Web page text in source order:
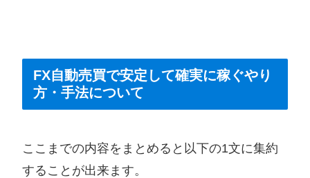
FX自動売買で安定して確実に稼ぐやり
方・手法について
ここまでの内容をまとめると以下の1文に集約
することが出来ます。